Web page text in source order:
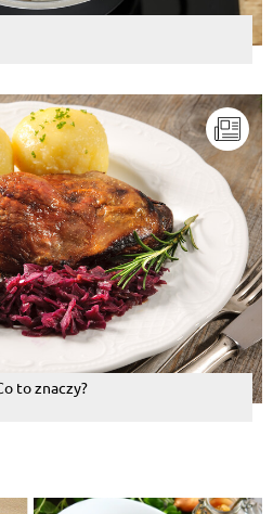
to znaczy?